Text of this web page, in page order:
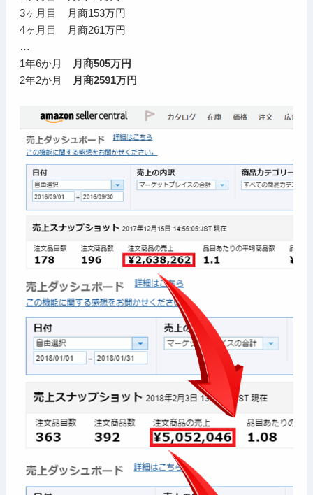
3ヶ月目 月商153万円
4ヶ月目 月商261万円
…
1年6か月
月商505万円
2年2か月
月商2591万円